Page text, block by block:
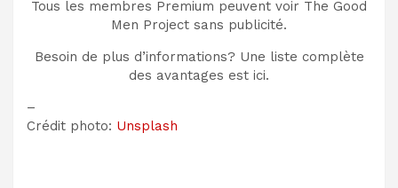
Tous les membres Premium peuvent voir The Good
Men Project sans publicité.
Besoin de plus d’informations? Une liste complète
des avantages est ici.
–
Crédit photo: Unsplash